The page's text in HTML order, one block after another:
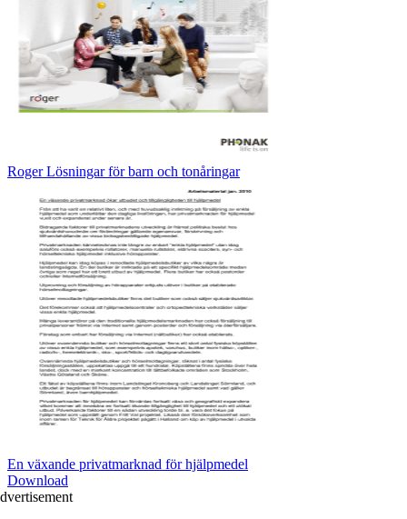
Roger Lösningar för barn och tonåringar
En växande privatmarknad för hjälpmedel
Download